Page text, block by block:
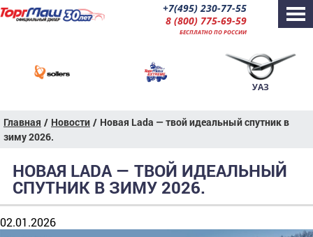
+7(495) 230-77-55
8 (800) 775-69-59
БЕСПЛАТНО ПО РОССИИ
УАЗ
Главная / Новости / Новая Lada — твой идеальный спутник в
зиму 2026.
НОВАЯ LADA — ТВОЙ ИДЕАЛЬНЫЙ
СПУТНИК В ЗИМУ 2026.
02.01.2026